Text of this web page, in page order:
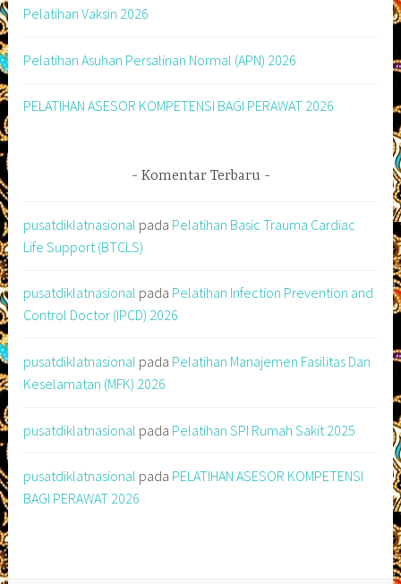
Pelatihan Vaksin 2026
Pelatihan Asuhan Persalinan Normal (APN) 2026
PELATIHAN ASESOR KOMPETENSI BAGI PERAWAT 2026
Komentar Terbaru
pusatdiklatnasional pada Pelatihan Basic Trauma Cardiac
Life Support (BTCLS)
pusatdiklatnasional pada Pelatihan Infection Prevention and
Control Doctor (IPCD) 2026
pusatdiklatnasional pada Pelatihan Manajemen Fasilitas Dan
Keselamatan (MFK) 2026
pusatdiklatnasional pada Pelatihan SPI Rumah Sakit 2025
pusatdiklatnasional pada PELATIHAN ASESOR KOMPETENSI
BAGI PERAWAT 2026